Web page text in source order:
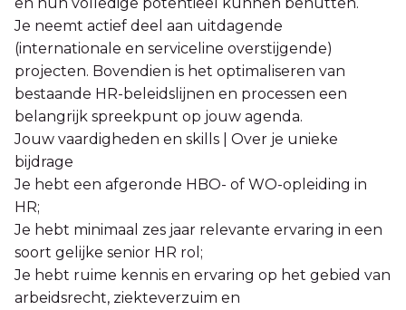
Je neemt actief deel aan uitdagende
(internationale en serviceline overstijgende)
projecten. Bovendien is het optimaliseren van
bestaande HR-beleidslijnen en processen een
belangrijk spreekpunt op jouw agenda.
Jouw vaardigheden en skills | Over je unieke
bijdrage
Je hebt een afgeronde HBO- of WO-opleiding in
HR;
Je hebt minimaal zes jaar relevante ervaring in een
soort gelijke senior HR rol;
Je hebt ruime kennis en ervaring op het gebied van
arbeidsrecht, ziekteverzuim en